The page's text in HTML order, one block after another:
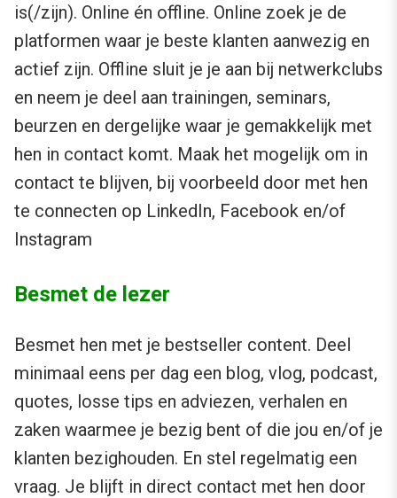
is(/zijn). Online én offline. Online zoek je de
platformen waar je beste klanten aanwezig en
actief zijn. Offline sluit je je aan bij netwerkclubs
en neem je deel aan trainingen, seminars,
beurzen en dergelijke waar je gemakkelijk met
hen in contact komt. Maak het mogelijk om in
contact te blijven, bij voorbeeld door met hen
te connecten op LinkedIn, Facebook en/of
Instagram
Besmet de lezer
Besmet hen met je bestseller content. Deel
minimaal eens per dag een blog, vlog, podcast,
quotes, losse tips en adviezen, verhalen en
zaken waarmee je bezig bent of die jou en/of je
klanten bezighouden. En stel regelmatig een
vraag. Je blijft in direct contact met hen door